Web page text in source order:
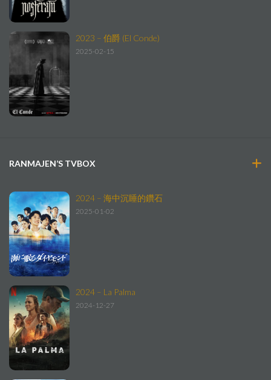
2023 – 伯爵 (El Conde)
2025-02-15
RANMAJEN’S TVBOX
2024 – 海中沉睡的鑽石
2025-01-02
2024 – La Palma
2024-12-27